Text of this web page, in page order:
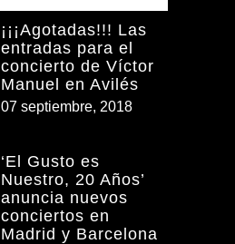
¡¡¡Agotadas!!! Las
entradas para el
concierto de Víctor
Manuel en Avilés
07 septiembre, 2018
‘El Gusto es
Nuestro, 20 Años’
anuncia nuevos
conciertos en
Madrid y Barcelona